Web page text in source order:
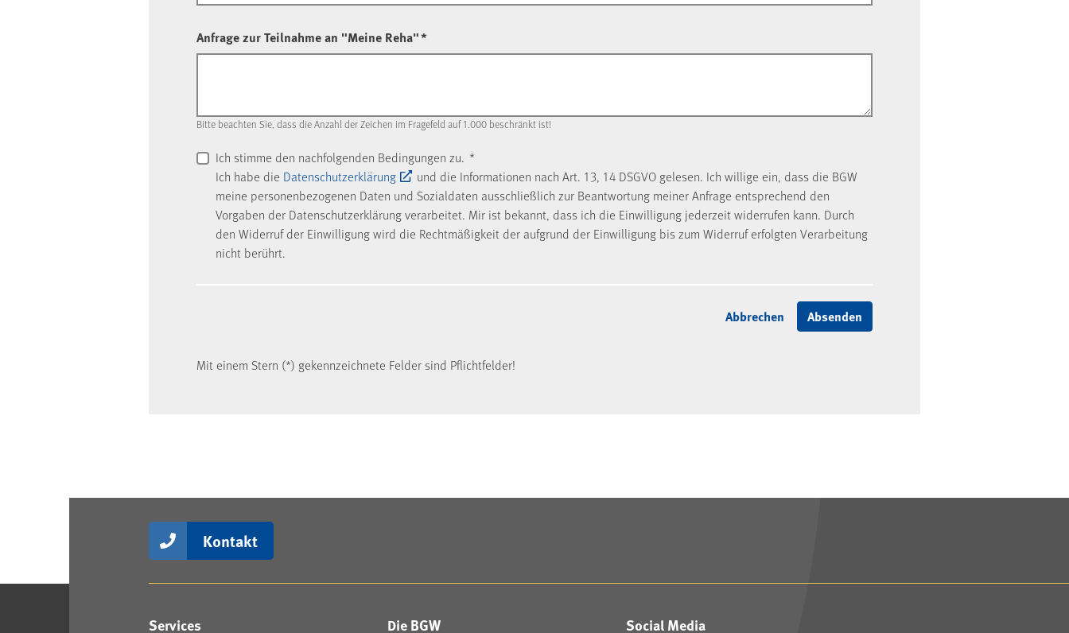
Anfrage zur Teilnahme an "Meine Reha"*
Bitte beachten Sie, dass die Anzahl der Zeichen im Fragefeld auf 1.000 beschränkt ist!
Ich stimme den nachfolgenden Bedingungen zu. *
Ich habe die Datenschutzerklärung
und die Informationen nach Art. 13, 14 DSGVO gelesen. Ich willige ein, dass die BGW
meine personenbezogenen Daten und Sozialdaten ausschließlich zur Beantwortung meiner Anfrage entsprechend den
Vorgaben der Datenschutzerklärung verarbeitet. Mir ist bekannt, dass ich die Einwilligung jederzeit widerrufen kann. Durch
den Widerruf der Einwilligung wird die Rechtmäßigkeit der aufgrund der Einwilligung bis zum Widerruf erfolgten Verarbeitung
nicht berührt.
Mit einem Stern (*) gekennzeichnete Felder sind Pflichtfelder!
Kontakt
Services Die BGW Social Media